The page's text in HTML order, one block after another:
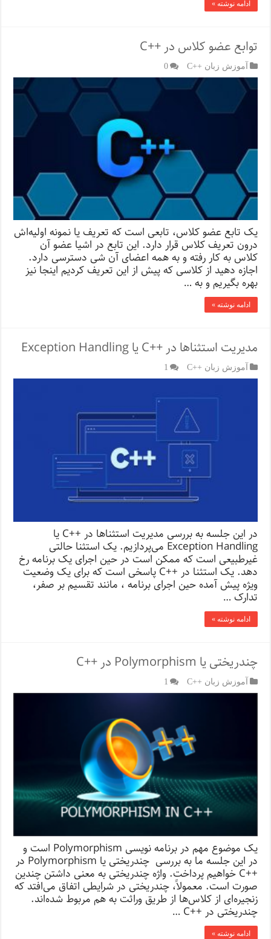
ادامه نوشته »
توابع عضو کلاس در ++C
آموزش زبان ++C 0
یک تابع عضو کلاس، تابعی است که تعریف یا نمونه اولیه‌اش
درون تعریف کلاس قرار دارد. این تابع در اشیا عضو آن
کلاس به کار رفته و به همه اعضای آن شی دسترسی دارد.
اجازه دهید از کلاسی که پیش از این تعریف کردیم اینجا نیز
بهره بگیریم و به …
ادامه نوشته »
مدیریت استثناها در ++C یا Exception Handling
آموزش زبان ++C 1
در این جلسه به بررسی مدیریت استثناها در ++C یا
Exception Handling می‌پردازیم. یک استثنا حالتی
غیرطبیعی است که ممکن است در حین اجرای یک برنامه رخ
دهد. یک استثنا در ++C پاسخی است که برای یک وضعیت
ویژه پیش آمده حین اجرای برنامه ، مانند تقسیم بر صفر،
تدارک …
ادامه نوشته »
چندریختی یا Polymorphism در ++C
آموزش زبان ++C 1
یک موضوع مهم در برنامه نویسی Polymorphism است و
در این جلسه ما به بررسی چندریختی یا Polymorphism در
++C خواهیم پرداخت. واژه چندریختی به معنی داشتن چندین
صورت است. معمولاً، چندریختی در شرایطی اتفاق می‌افتد که
زنجیره‌ای از کلاس‌ها از طریق وراثت به هم مربوط شده‌اند.
چندریختی در ++C …
ادامه نوشته »